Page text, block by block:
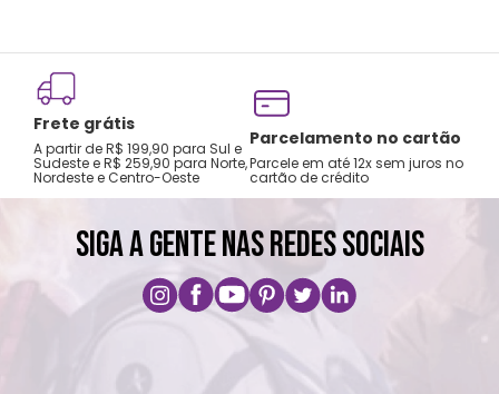
Frete grátis
A partir de R$ 199,90 para Sul e
Sudeste e R$ 259,90 para Norte,
Nordeste e Centro-Oeste
Parcelamento no cartão
Parcele em até 12x sem juros no
cartão de crédito
SIGA A GENTE NAS REDES SOCIAIS